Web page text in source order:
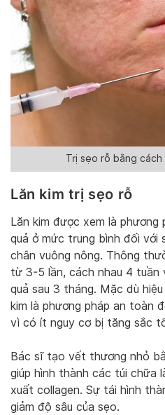
Trị sẹo rỗ bằng
Lăn kim trị sẹo rỗ
Lăn kim được xem là
quả ở mức trung bình đối
chân vuông nông. Thông
từ 3-5 lần, cách nhau 4
quả sau 3 tháng. Mặc dù
kim là phương pháp an toàn
vì có ít nguy cơ bị tăng sắc
Bác sĩ tạo vết thương nhỏ
giúp hình thành các túi chữa
xuất collagen. Sự tái hình
giảm độ sâu của sẹo.